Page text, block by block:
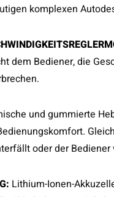
komplexen
dem Bediener, die
und gummierte
oder der
Lithium-Ionen-